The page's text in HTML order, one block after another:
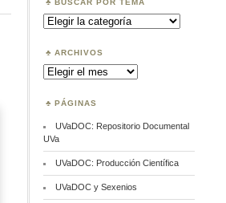
BUSCAR POR TEMA
Buscar
por
ARCHIVOS
Archivos
PÁGINAS
UVaDOC: Repositorio Documental
UVa
UVaDOC: Producción Científica
UVaDOC y Sexenios